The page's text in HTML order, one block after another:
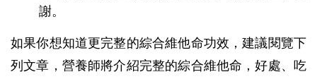
謝。
如果你想知道更完整的綜合維他命功效，建議閱覽下
列文章，營養師將介紹完整的綜合維他命，好處、吃